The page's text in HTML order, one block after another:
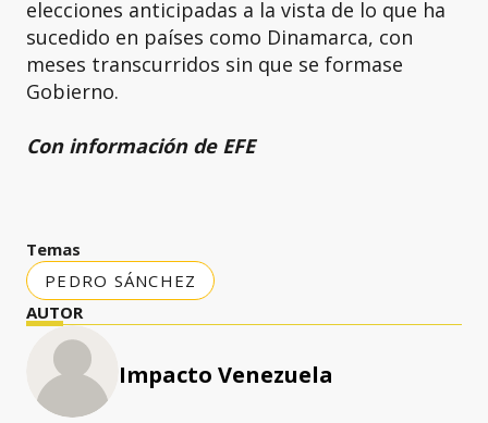
elecciones anticipadas a la vista de lo que ha
sucedido en países como Dinamarca, con
meses transcurridos sin que se formase
Gobierno.
Con información de EFE
Temas
PEDRO SÁNCHEZ
AUTOR
Impacto Venezuela